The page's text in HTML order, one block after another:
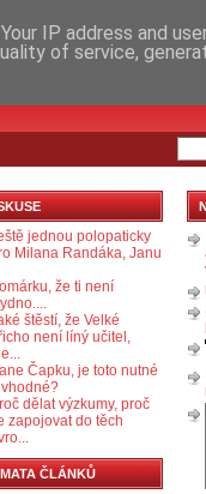
jednou polopaticky
Milana Randáka, Janu
že ti není
štěstí, že Velké
není líný učitel,
Čapku, je toto nutné
dělat výzkumy, proč
zapojovat do těch
ČLÁNKŮ
IP address and
of service,